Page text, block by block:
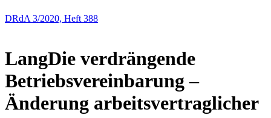
DRdA 3/2020, Heft 388
LangDie verdrängende
Betriebsvereinbarung –
Änderung arbeitsvertraglicher